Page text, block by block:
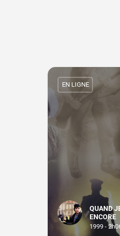
QUAND
ENCORE
1999 -
EN LIGNE